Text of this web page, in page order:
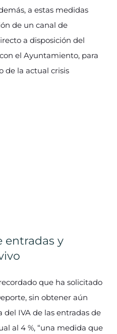
a estas medidas
de un canal de
a disposición del
el Ayuntamiento, para
de la actual crisis
entradas y
que ha solicitado
sin obtener aún
del IVA de las entradas de
al 4 %, “una medida que